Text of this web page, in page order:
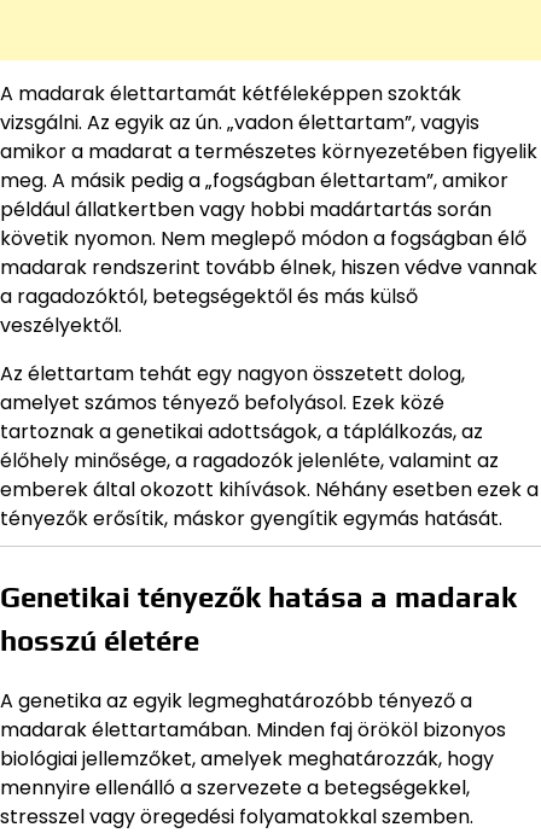
A madarak élettartamát kétféleképpen szokták
vizsgálni. Az egyik az ún. „vadon élettartam”, vagyis
amikor a madarat a természetes környezetében figyelik
meg. A másik pedig a „fogságban élettartam”, amikor
például állatkertben vagy hobbi madártartás során
követik nyomon. Nem meglepő módon a fogságban élő
madarak rendszerint tovább élnek, hiszen védve vannak
a ragadozóktól, betegségektől és más külső
veszélyektől.
Az élettartam tehát egy nagyon összetett dolog,
amelyet számos tényező befolyásol. Ezek közé
tartoznak a genetikai adottságok, a táplálkozás, az
élőhely minősége, a ragadozók jelenléte, valamint az
emberek által okozott kihívások. Néhány esetben ezek a
tényezők erősítik, máskor gyengítik egymás hatását.
Genetikai tényezők hatása a madarak
hosszú életére
A genetika az egyik legmeghatározóbb tényező a
madarak élettartamában. Minden faj örököl bizonyos
biológiai jellemzőket, amelyek meghatározzák, hogy
mennyire ellenálló a szervezete a betegségekkel,
stresszel vagy öregedési folyamatokkal szemben.